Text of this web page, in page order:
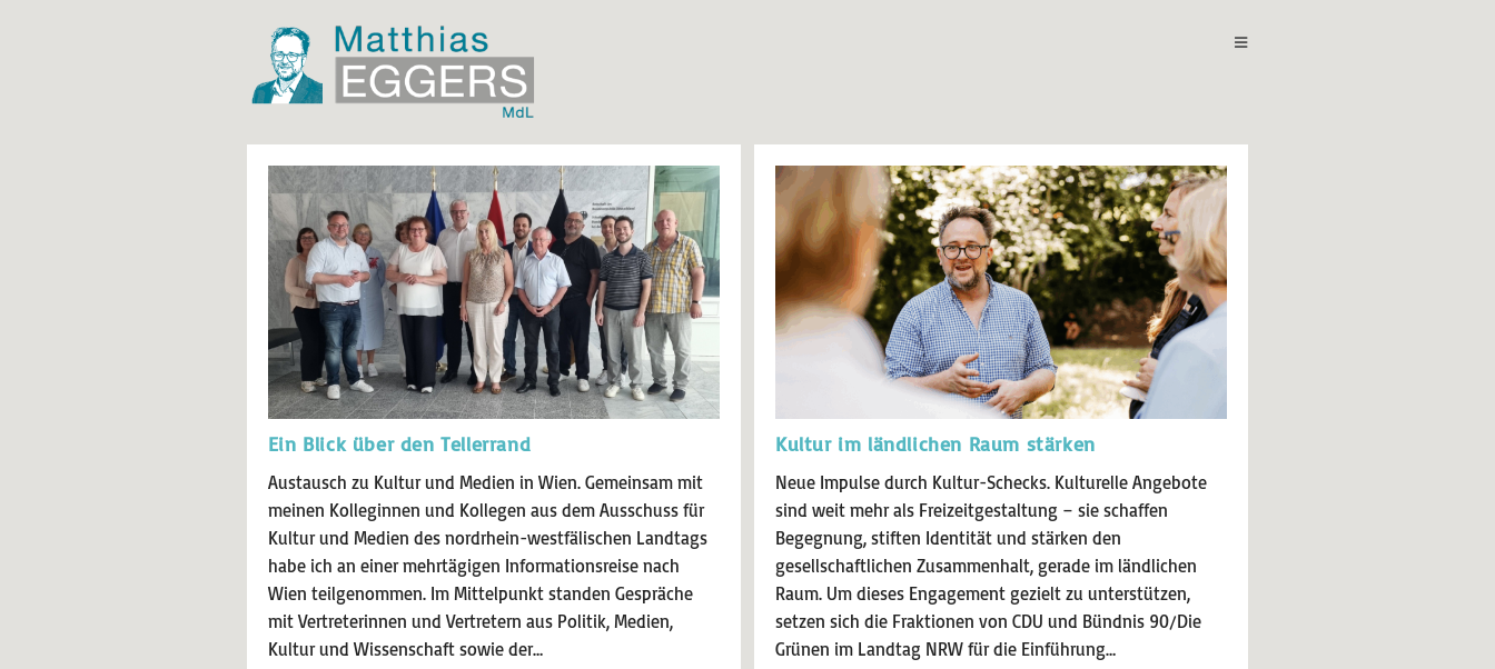
Ein Blick über den Tellerrand
Austausch zu Kultur und Medien in Wien. Gemeinsam mit
meinen Kolleginnen und Kollegen aus dem Ausschuss für
Kultur und Medien des nordrhein-westfälischen Landtags
habe ich an einer mehrtägigen Informationsreise nach
Wien teilgenommen. Im Mittelpunkt standen Gespräche
mit Vertreterinnen und Vertretern aus Politik, Medien,
Kultur und Wissenschaft sowie der…
Kultur im ländlichen Raum stärken
Neue Impulse durch Kultur-Schecks. Kulturelle Angebote
sind weit mehr als Freizeitgestaltung – sie schaffen
Begegnung, stiften Identität und stärken den
gesellschaftlichen Zusammenhalt, gerade im ländlichen
Raum. Um dieses Engagement gezielt zu unterstützen,
setzen sich die Fraktionen von CDU und Bündnis 90/Die
Grünen im Landtag NRW für die Einführung…